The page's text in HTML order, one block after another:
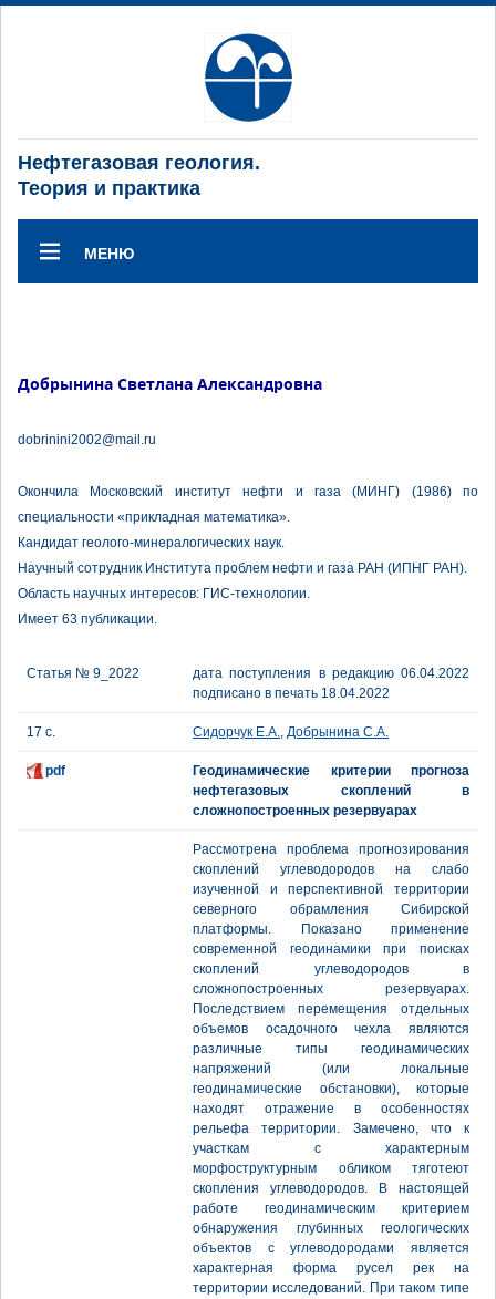
Нефтегазовая геология.
Теория и практика
МЕНЮ
Добрынина Светлана Александровна
dobrinini2002@mail.ru
Окончила Московский институт нефти и газа (МИНГ) (1986) по
специальности «прикладная математика».
Кандидат геолого-минералогических наук.
Научный сотрудник Института проблем нефти и газа РАН (ИПНГ РАН).
Область научных интересов: ГИС-технологии.
Имеет 63 публикации.
Статья № 9_2022
дата поступления в редакцию 06.04.2022
подписано в печать 18.04.2022
17 с. Сидорчук Е.А., Добрынина С.А.
pdf
Геодинамические критерии прогноза
нефтегазовых скоплений в
сложнопостроенных резервуарах
Рассмотрена проблема прогнозирования
скоплений углеводородов на слабо
изученной и перспективной территории
северного обрамления Сибирской
платформы. Показано применение
современной геодинамики при поисках
скоплений углеводородов в
сложнопостроенных резервуарах.
Последствием перемещения отдельных
объемов осадочного чехла являются
различные типы геодинамических
напряжений (или локальные
геодинамические обстановки), которые
находят отражение в особенностях
рельефа территории. Замечено, что к
участкам с характерным
морфоструктурным обликом тяготеют
скопления углеводородов. В настоящей
работе геодинамическим критерием
обнаружения глубинных геологических
объектов с углеводородами является
характерная форма русел рек на
территории исследований. При таком типе